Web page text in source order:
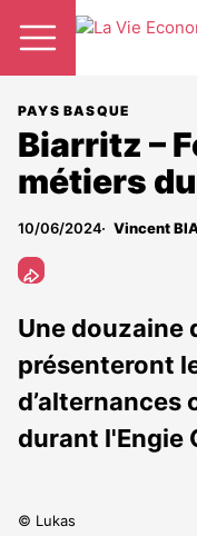
PAYS BASQUE
Biarritz –
métiers
10/06/2024 Vincent
Une douzaine
présenteront
d’alternances
durant l'Engie
© Lukas